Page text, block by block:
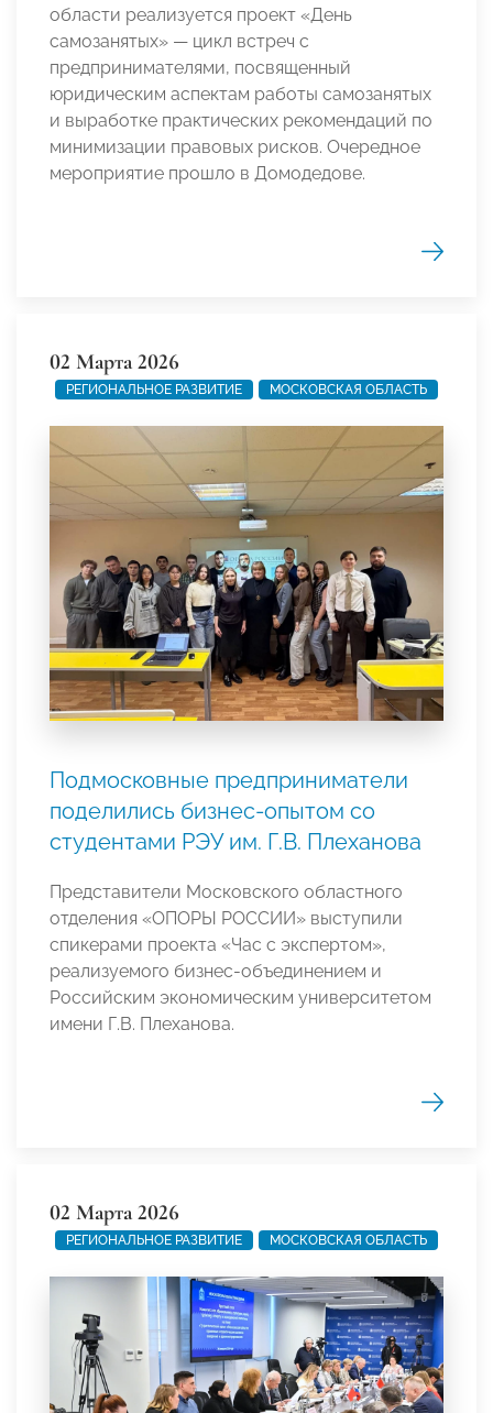
области реализуется проект «День
самозанятых» — цикл встреч с
предпринимателями, посвященный
юридическим аспектам работы самозанятых
и выработке практических рекомендаций по
минимизации правовых рисков. Очередное
мероприятие прошло в Домодедове.
02 Марта 2026
РЕГИОНАЛЬНОЕ РАЗВИТИЕ МОСКОВСКАЯ ОБЛАСТЬ
Подмосковные предприниматели
поделились бизнес-опытом со
студентами РЭУ им. Г.В. Плеханова
Представители Московского областного
отделения «ОПОРЫ РОССИИ» выступили
спикерами проекта «Час с экспертом»,
реализуемого бизнес-объединением и
Российским экономическим университетом
имени Г.В. Плеханова.
02 Марта 2026
РЕГИОНАЛЬНОЕ РАЗВИТИЕ МОСКОВСКАЯ ОБЛАСТЬ